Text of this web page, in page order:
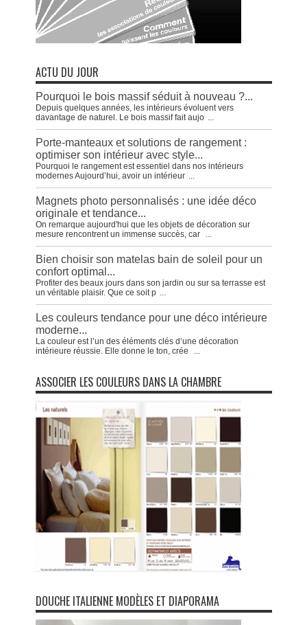
ACTU DU JOUR
Pourquoi le bois massif séduit à nouveau ?...
Depuis quelques années, les intérieurs évoluent vers
davantage de naturel. Le bois massif fait aujo ...
Porte-manteaux et solutions de rangement :
optimiser son intérieur avec style...
Pourquoi le rangement est essentiel dans nos intérieurs
modernes Aujourd’hui, avoir un intérieur ...
Magnets photo personnalisés : une idée déco
originale et tendance...
On remarque aujourd'hui que les objets de décoration sur
mesure rencontrent un immense succès, car
...
Bien choisir son matelas bain de soleil pour un
confort optimal...
Profiter des beaux jours dans son jardin ou sur sa terrasse est
un véritable plaisir. Que ce soit p ...
Les couleurs tendance pour une déco intérieure
moderne...
La couleur est l’un des éléments clés d’une décoration
intérieure réussie. Elle donne le ton, crée
...
ASSOCIER LES COULEURS DANS LA CHAMBRE
DOUCHE ITALIENNE MODÈLES ET DIAPORAMA